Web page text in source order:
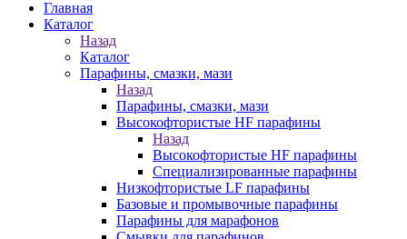
Главная
Каталог
Назад
Каталог
Парафины, смазки, мази
Назад
Парафины, смазки, мази
Высокофтористые HF парафины
Назад
Высокофтористые HF парафины
Специализированные парафины
Низкофтористые LF парафины
Базовые и промывочные парафины
Парафины для марафонов